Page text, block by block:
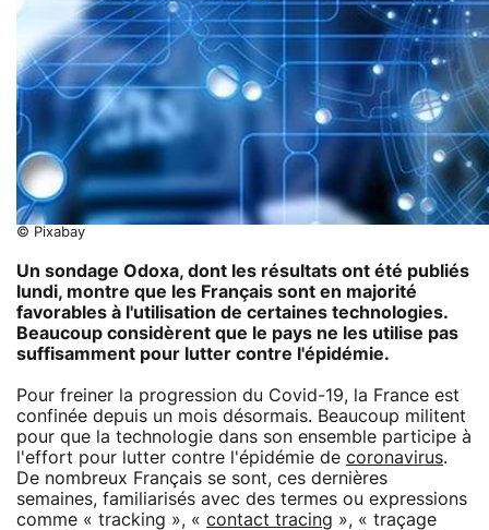
© Pixabay
Un sondage Odoxa, dont les résultats ont été publiés
lundi, montre que les Français sont en majorité
favorables à l'utilisation de certaines technologies.
Beaucoup considèrent que le pays ne les utilise pas
suffisamment pour lutter contre l'épidémie.
Pour freiner la progression du Covid-19, la France est
confinée depuis un mois désormais. Beaucoup militent
pour que la technologie dans son ensemble participe à
l'effort pour lutter contre l'épidémie de coronavirus.
De nombreux Français se sont, ces dernières
semaines, familiarisés avec des termes ou expressions
comme « tracking », « contact tracing », « traçage